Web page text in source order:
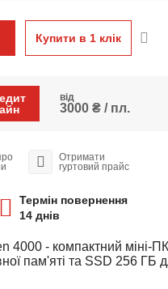
Купити в 1 клiк
від
3000 ₴ / пл.
Отримати
гуртовий прайс
Термін повернення
14 днів
4000 - компактний міні-
пам'яті та SSD 256 ГБ